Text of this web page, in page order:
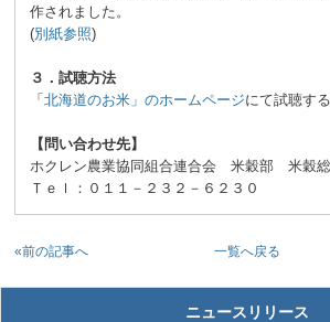
作されました。
(別紙参照)
３．試聴方法
「北海道のお米」のホームページにて試聴す
【問い合わせ先】
ホクレン農業協同組合連合会 米穀部 米穀
Ｔｅｌ：０１１－２３２－６２３０
一覧へ戻る
«前の記事へ
ニュースリリース